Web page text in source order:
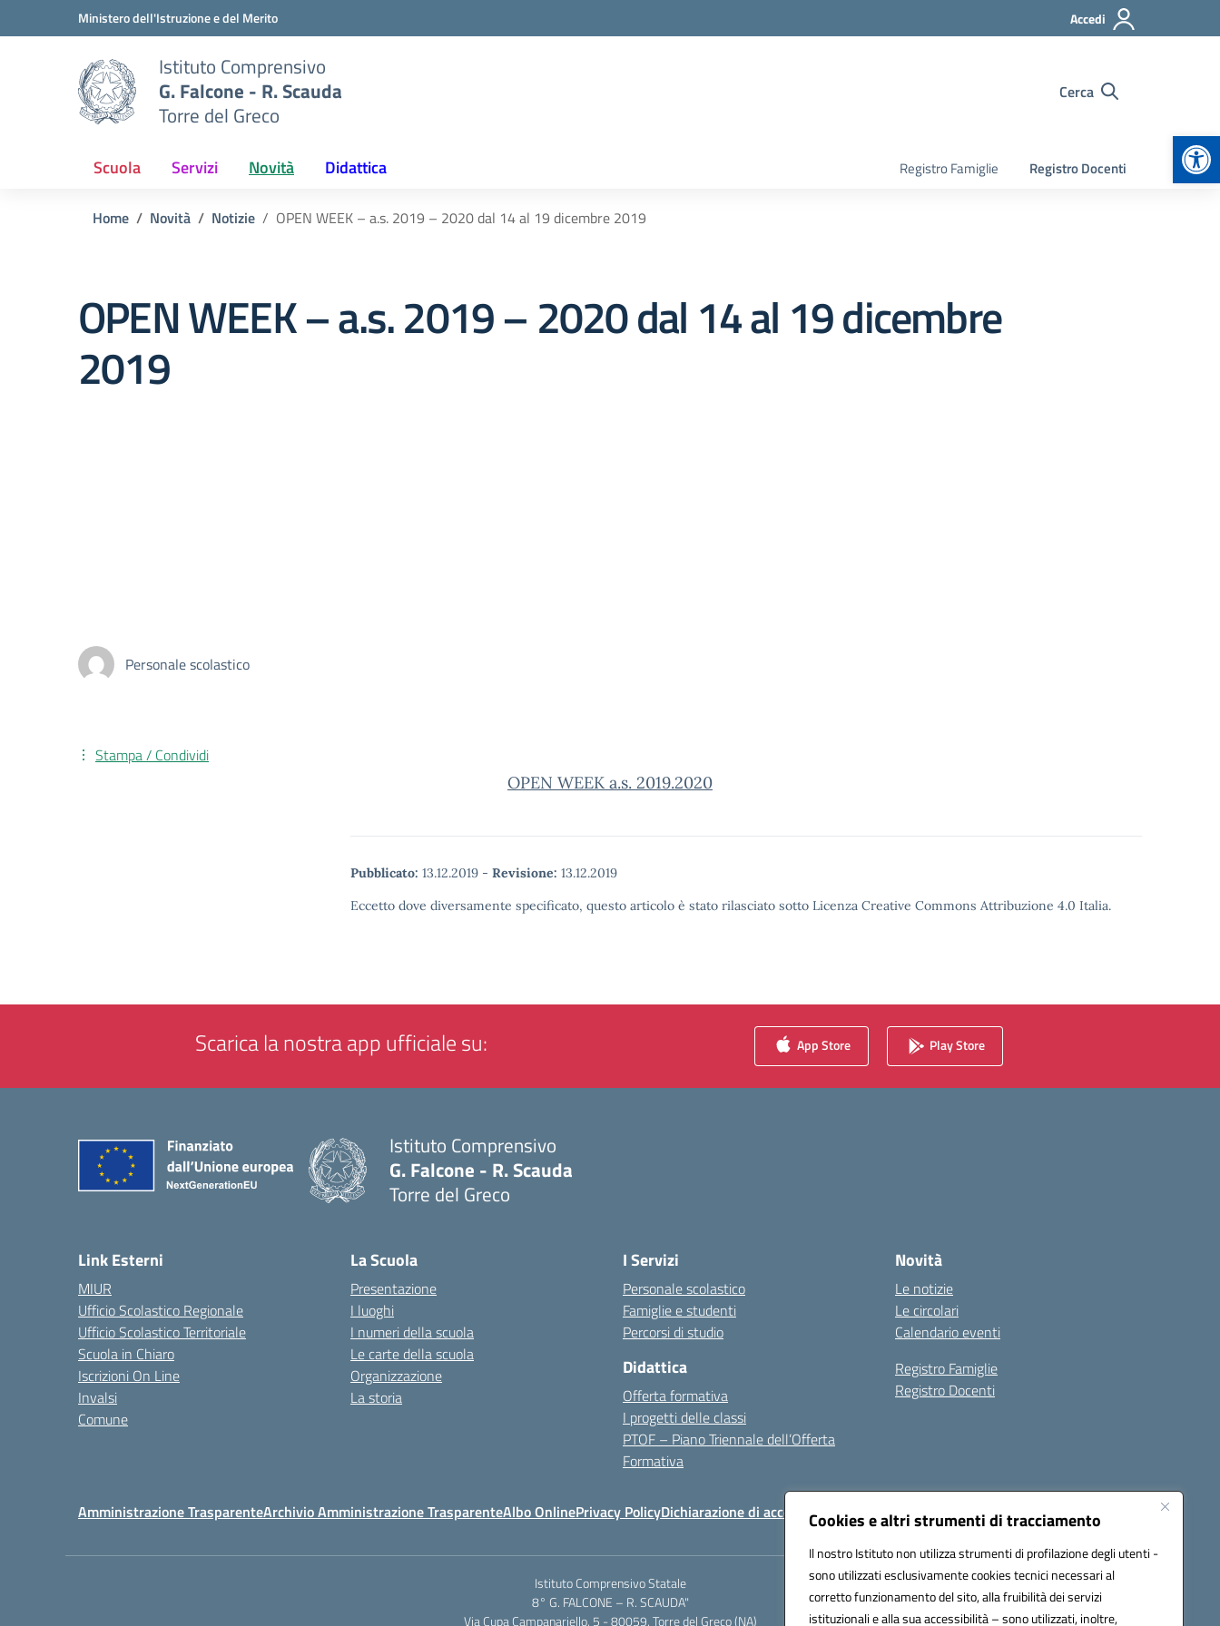
Cookies e altri strumenti di tracciamento
Il nostro Istituto non utilizza strumenti di profilazione degli utenti -
sono utilizzati esclusivamente cookies tecnici necessari al
corretto funzionamento del sito, alla fruibilità dei servizi
istituzionali e alla sua accessibilità – sono utilizzati, inoltre,
Vai ai contenuti
Vai al menu di navigazioneMinistero dell'Istruzione e del Merito Accedi
Istituto Comprensivo
G. Falcone - R. Scauda
Torre del Greco
Cerca
Scuola Servizi Novità Didattica Registro Famiglie Registro Docenti
Home Novità Notizie OPEN WEEK – a.s. 2019 – 2020 dal 14 al 19 dicembre 2019
OPEN WEEK – a.s. 2019 – 2020 dal 14 al 19 dicembre
2019
Personale scolastico
OPEN WEEK a.s. 2019.2020
Pubblicato: 13.12.2019 - Revisione: 13.12.2019
Eccetto dove diversamente specificato, questo articolo è stato rilasciato sotto Licenza Creative Commons Attribuzione 4.0 Italia.
Stampa / Condividi
Scarica la nostra app ufficiale su: App Store Play Store
Istituto Comprensivo
G. Falcone - R. Scauda
Torre del Greco
Link Esterni
MIUR
Ufficio Scolastico Regionale
Ufficio Scolastico Territoriale
Scuola in Chiaro
Iscrizioni On Line
Invalsi
Comune
La Scuola
Presentazione
I luoghi
I numeri della scuola
Le carte della scuola
Organizzazione
La storia
I Servizi
Personale scolastico
Famiglie e studenti
Percorsi di studio
Didattica
Offerta formativa
I progetti delle classi
PTOF – Piano Triennale dell’Offerta
Formativa
Novità
Le notizie
Le circolari
Calendario eventi
Registro Famiglie
Registro Docenti
Amministrazione TrasparenteArchivio Amministrazione TrasparenteAlbo OnlinePrivacy PolicyDichiarazione di accessibilità Note legali
Istituto Comprensivo Statale
8° G. FALCONE – R. SCAUDA"
Via Cupa Campanariello, 5 - 80059, Torre del Greco (NA)